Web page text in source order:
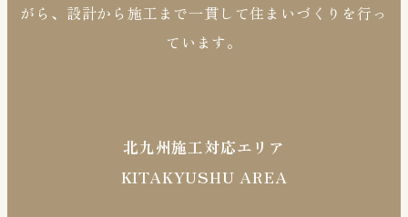
がら、設計から施工まで一貫して住まいづくりを行っ
ています。
北九州施工対応エリア
KITAKYUSHU AREA